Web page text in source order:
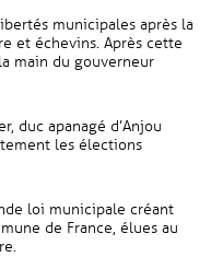
municipales après la
et échevins. Après cette
main du gouverneur
duc apanagé d’Anjou
les élections
loi municipale créant
de France, élues au